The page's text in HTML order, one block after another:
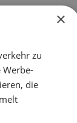
×
zu
Werbe-
die